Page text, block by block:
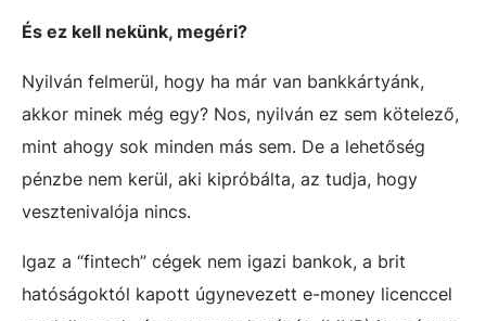
És ez kell nekünk, megéri?
Nyilván felmerül, hogy ha már van bankkártyánk,
akkor minek még egy? Nos, nyilván ez sem kötelező,
mint ahogy sok minden más sem. De a lehetőség
pénzbe nem kerül, aki kipróbálta, az tudja, hogy
vesztenivalója nincs.
Igaz a “fintech” cégek nem igazi bankok, a brit
hatóságoktól kapott úgynevezett e-money licenccel